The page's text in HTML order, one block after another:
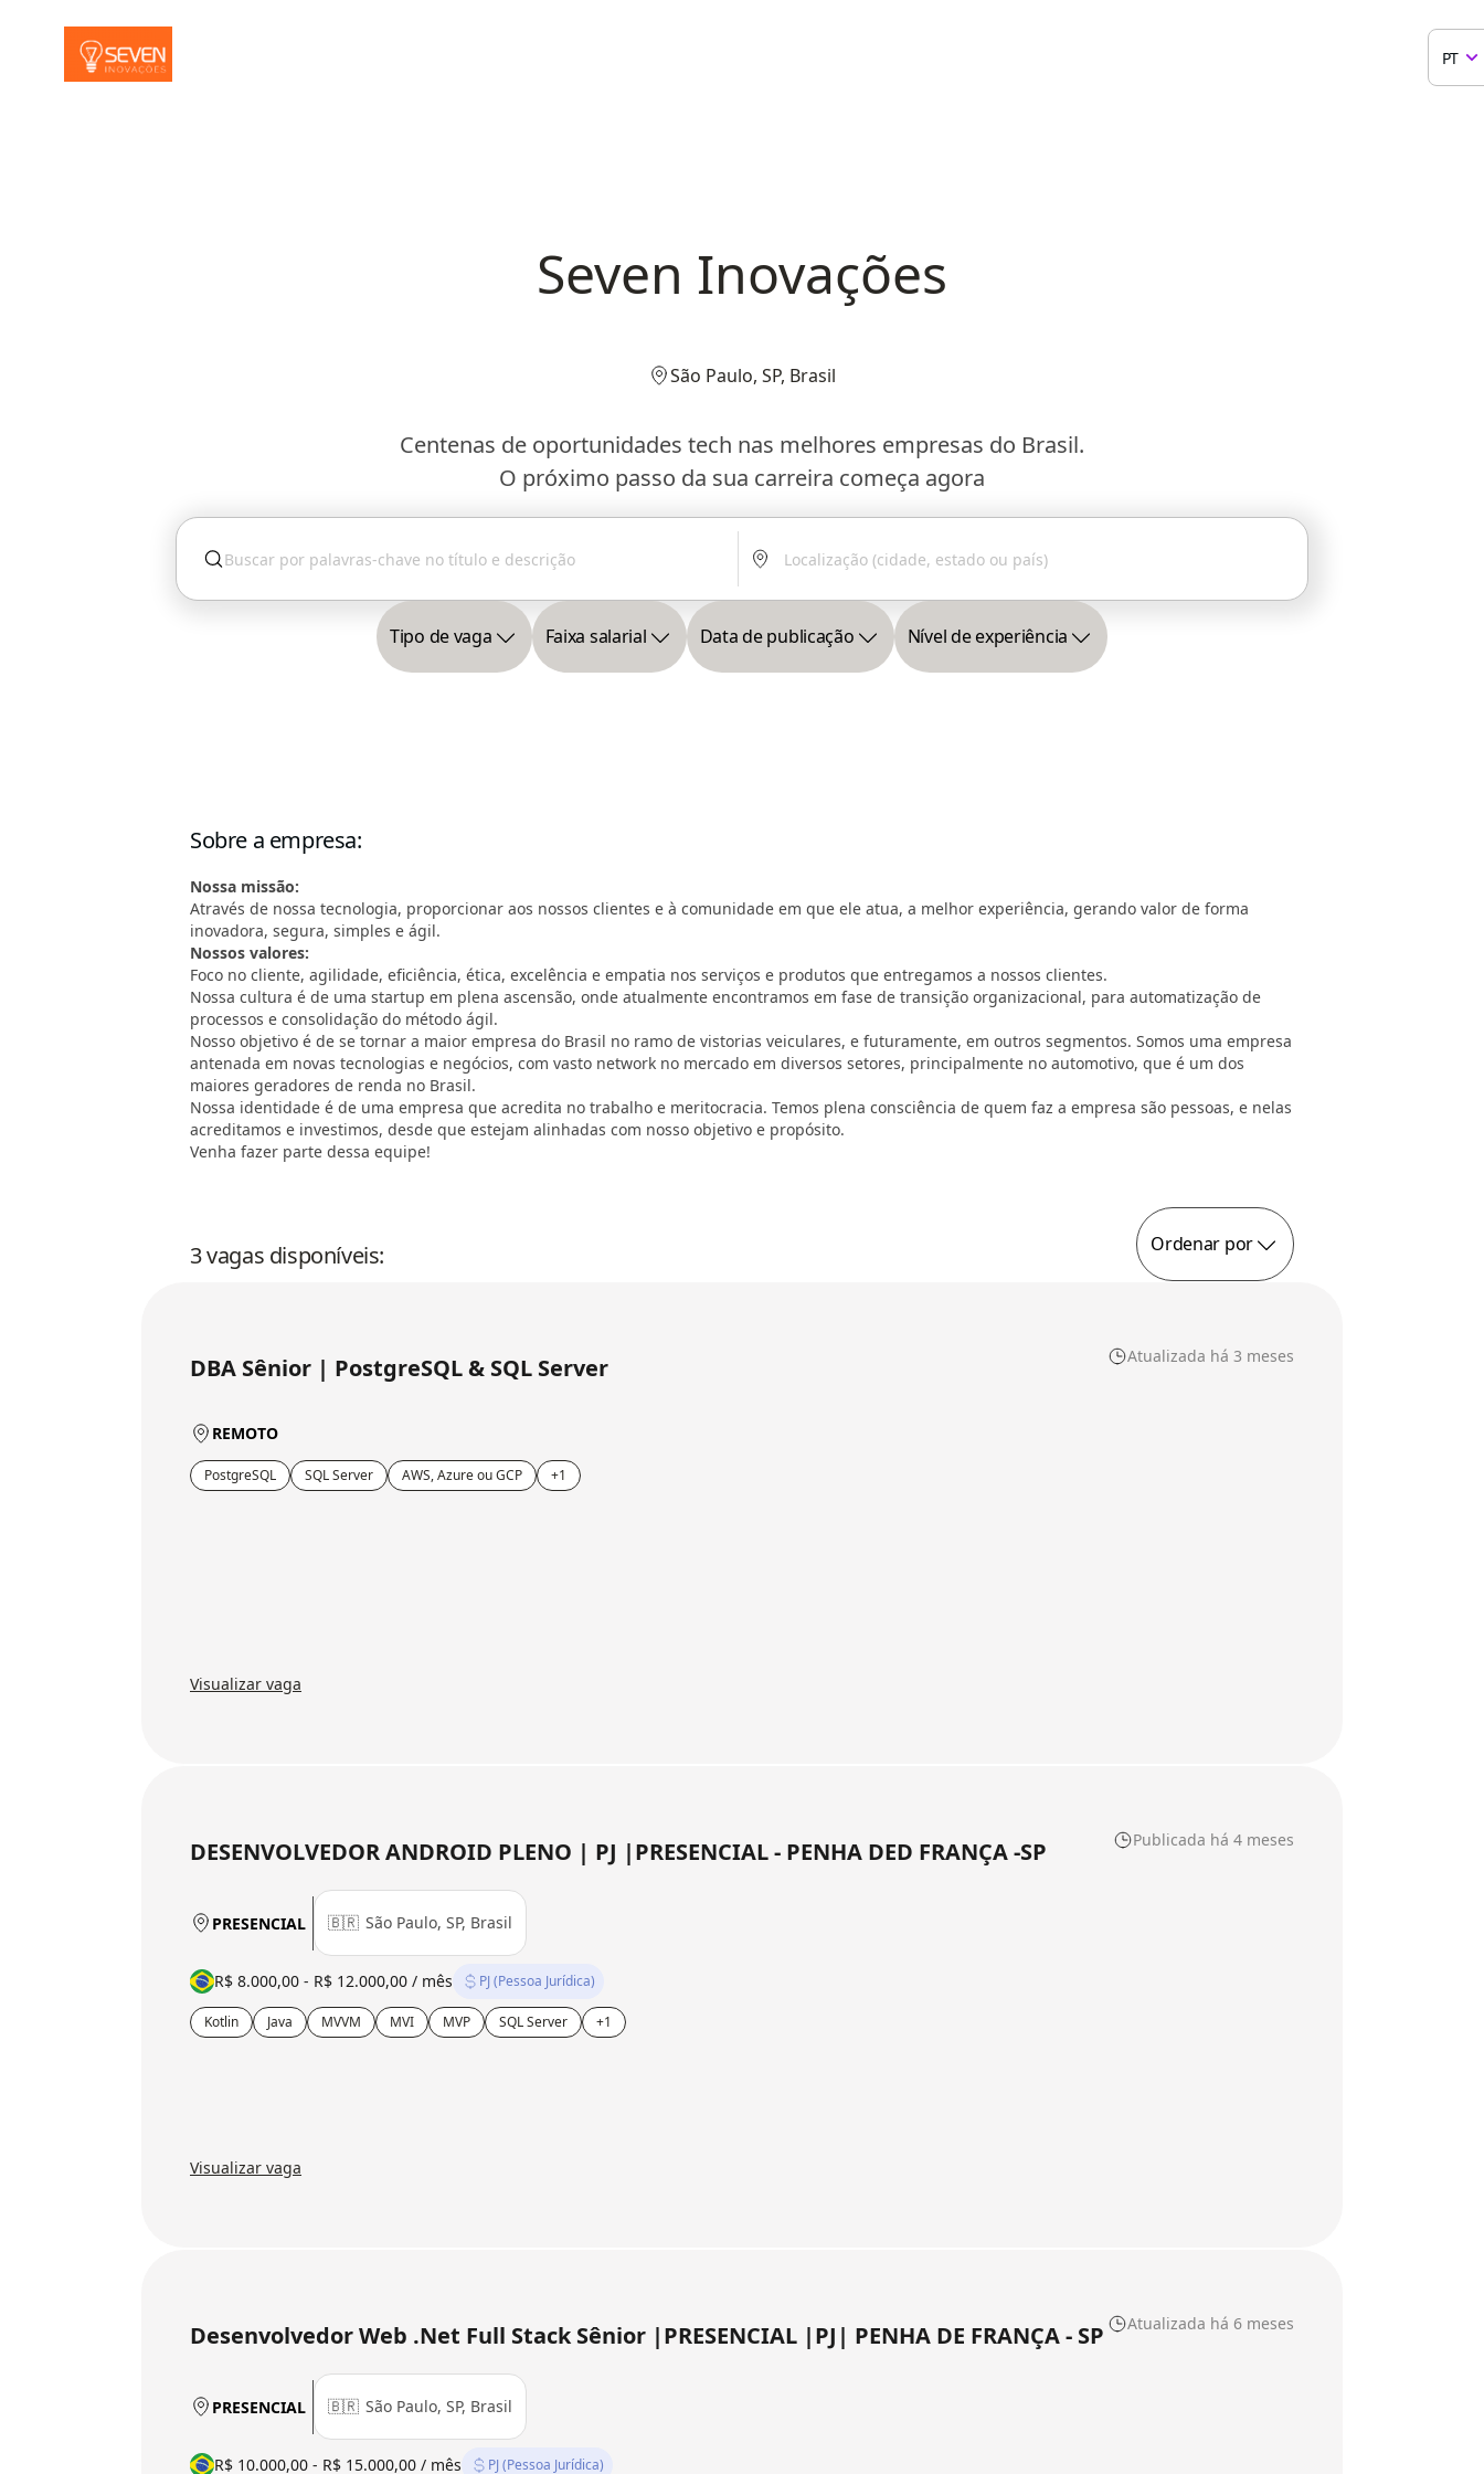
PT
Seven Inovações
São Paulo, SP, Brasil
Centenas de oportunidades tech nas melhores empresas do Brasil.
O próximo passo da sua carreira começa agora
Tipo de vaga Faixa salarial Data de publicação Nível de experiência
Sobre a empresa:
Nossa missão:
Através de nossa tecnologia, proporcionar aos nossos clientes e à comunidade em que ele atua, a melhor experiência, gerando valor de forma
inovadora, segura, simples e ágil.
Nossos valores:
Foco no cliente, agilidade, eficiência, ética, excelência e empatia nos serviços e produtos que entregamos a nossos clientes.
Nossa cultura é de uma startup em plena ascensão, onde atualmente encontramos em fase de transição organizacional, para automatização de
processos e consolidação do método ágil.
Nosso objetivo é de se tornar a maior empresa do Brasil no ramo de vistorias veiculares, e futuramente, em outros segmentos. Somos uma empresa
antenada em novas tecnologias e negócios, com vasto network no mercado em diversos setores, principalmente no automotivo, que é um dos
maiores geradores de renda no Brasil.
Nossa identidade é de uma empresa que acredita no trabalho e meritocracia. Temos plena consciência de quem faz a empresa são pessoas, e nelas
acreditamos e investimos, desde que estejam alinhadas com nosso objetivo e propósito.
Venha fazer parte dessa equipe!
3 vagas disponíveis: Ordenar por
DBA Sênior | PostgreSQL & SQL Server Atualizada há 3 meses
REMOTO
PostgreSQL SQL Server AWS, Azure ou GCP +1
Visualizar vaga
DESENVOLVEDOR ANDROID PLENO | PJ |PRESENCIAL - PENHA DED FRANÇA -SP Publicada há 4 meses
PRESENCIAL 🇧🇷 São Paulo, SP, Brasil
R$ 8.000,00 - R$ 12.000,00 / mês PJ (Pessoa Jurídica)
Kotlin Java MVVM MVI MVP SQL Server +1
Visualizar vaga
Desenvolvedor Web .Net Full Stack Sênior |PRESENCIAL |PJ| PENHA DE FRANÇA - SP Atualizada há 6 meses
PRESENCIAL 🇧🇷 São Paulo, SP, Brasil
R$ 10.000,00 - R$ 15.000,00 / mês PJ (Pessoa Jurídica)